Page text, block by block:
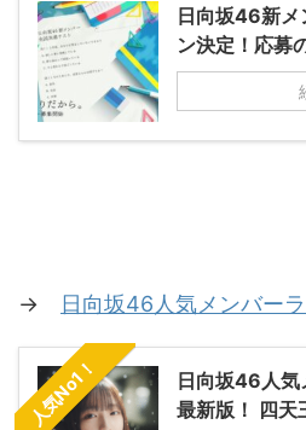
日向坂46新メ
ン決定！応募
→ 日向坂46人気メンバー
人気No1！
日向坂46人気
最新版！ 四天